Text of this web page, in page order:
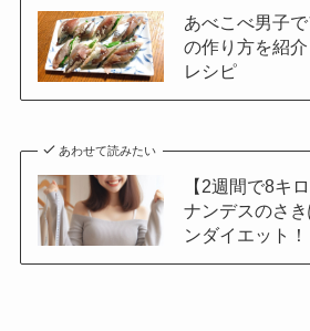
あべこべ男子
の作り方を紹
レシピ
あわせて読みたい
【2週間で8キ
ナンデスのさ
ンダイエット！